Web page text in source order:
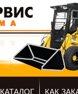
КАТАЛОГ КАК